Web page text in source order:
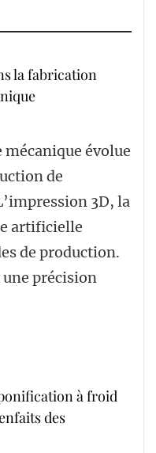
la fabrication
évolue
de
3D, la
artificielle
de production.
une précision
à froid
des